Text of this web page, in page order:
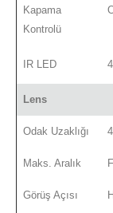
Kapama
Kontrolü
IR LED 4
Lens
Odak Uzaklığı
Maks. Aralık
Görüş Açısı